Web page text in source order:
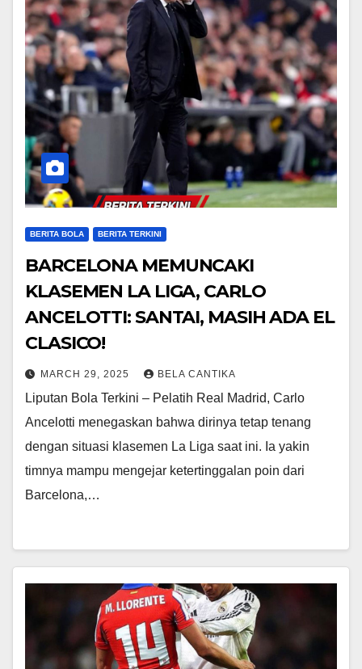
BERITA BOLA BERITA TERKINI
BARCELONA MEMUNCAKI
KLASEMEN LA LIGA, CARLO
ANCELOTTI: SANTAI, MASIH ADA EL
CLASICO!
MARCH 29, 2025 BELA CANTIKA
Liputan Bola Terkini – Pelatih Real Madrid, Carlo
Ancelotti menegaskan bahwa dirinya tetap tenang
dengan situasi klasemen La Liga saat ini. Ia yakin
timnya mampu mengejar ketertinggalan poin dari
Barcelona,…